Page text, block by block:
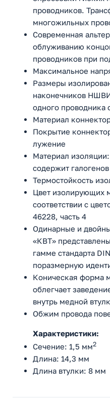
проводников.
многожильных
Современная
облуживанию
проводников при
Максимальное
Размеры
наконечников
одного проводника
Материал
Покрытие
лужение
Материал
содержит галогенов
Термостойкость
Цвет изолирующих
соответствии с
46228, часть 4
Одинарные и
«КВТ»
гамме стандарта
поразмерную
Коническая форма
облегчает
внутрь медной
Обжим провода
Характеристики:
Сечение: 1,5 мм2
Длина: 14,3 мм
Длина втулки: 8 мм